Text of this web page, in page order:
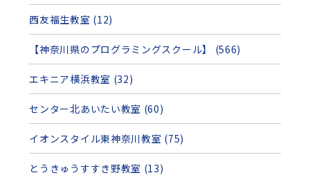
西友福生教室 (12)
【神奈川県のプログラミングスクール】 (566)
エキニア横浜教室 (32)
センター北あいたい教室 (60)
イオンスタイル東神奈川教室 (75)
とうきゅうすすき野教室 (13)